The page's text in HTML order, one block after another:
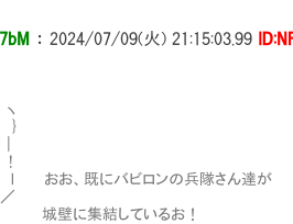
： 2024/07/09(火) 21:15:03.99
}
!
l おお、既にバビロンの兵隊さん達が
に集結しているお！